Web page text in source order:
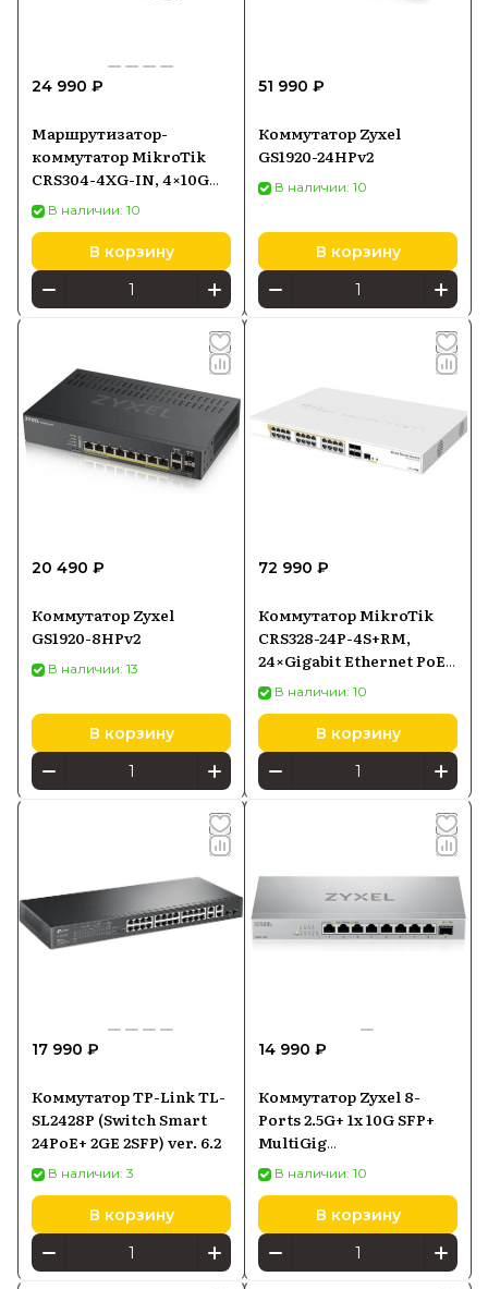
24 990 ₽
Маршрутизатор-
коммутатор MikroTik
CRS304-4XG-IN, 4×10G
Ethernet, 1×Gigabit
Ethernet, PoE-in
В наличии: 10
В корзину
51 990 ₽
Коммутатор Zyxel
GS1920-24HPv2
В наличии: 10
В корзину
20 490 ₽
Коммутатор Zyxel
GS1920-8HPv2
В наличии: 13
В корзину
72 990 ₽
Коммутатор MikroTik
CRS328-24P-4S+RM,
24×Gigabit Ethernet PoE-
out, 4×SFP+
В наличии: 10
В корзину
17 990 ₽
Коммутатор TP-Link TL-
SL2428P (Switch Smart
24PoE+ 2GE 2SFP) ver. 6.2
В наличии: 3
В корзину
14 990 ₽
Коммутатор Zyxel 8-
Ports 2.5G+ 1x 10G SFP+
MultiGig
(XMG108ZZ0101F)
В наличии: 10
В корзину